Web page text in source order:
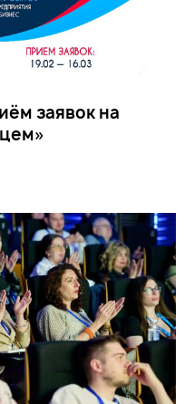
заявок на